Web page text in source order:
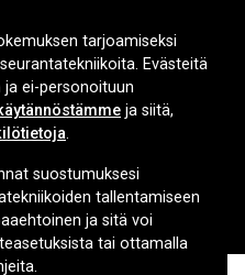
Nordic AB
tarjoamiseksi
Evästeitä
ei-personoituun
ja siitä,
.
suostumuksesi
tallentamiseen
ja sitä voi
tai ottamalla